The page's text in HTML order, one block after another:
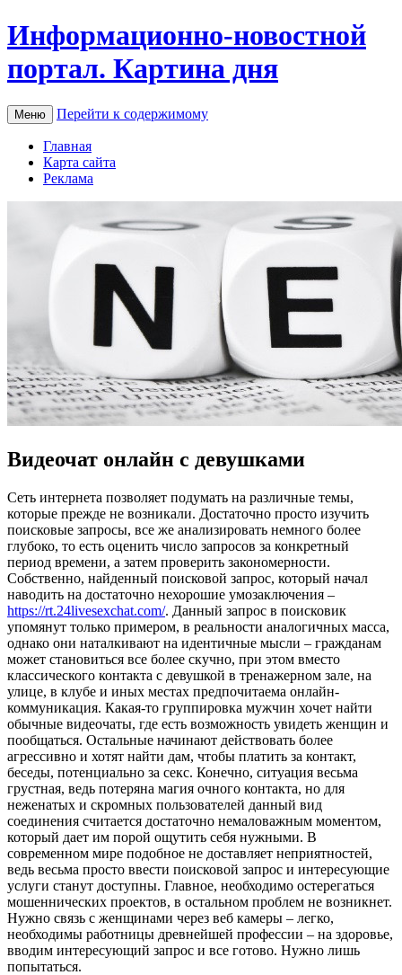
Информационно-новостной
портал. Картина дня
Меню Перейти к содержимому
Главная
Карта сайта
Реклама
Видеочат онлайн с девушками
Сeть интeрнeтa позволяет подумать на различные темы,
которые прежде не возникали. Достаточно просто изучить
поисковые запросы, все же анализировать немного более
глубоко, то есть оценить число запросов за конкретный
период времени, а затем проверить закономерности.
Собственно, найденный поисковой запрос, который начал
наводить на достаточно нехорошие умозаключения –
https://rt.24livesexchat.com/. Данный запрос в поисковик
упомянут только примером, в реальности аналогичных масса,
однако они наталкивают на идентичные мысли – гражданам
может становиться все более скучно, при этом вместо
классического контакта с девушкой в тренажерном зале, на
улице, в клубе и иных местах предпочитаема онлайн-
коммуникация. Какая-то группировка мужчин хочет найти
обычные видеочаты, где есть возможность увидеть женщин и
пообщаться. Остальные начинают действовать более
агрессивно и хотят найти дам, чтобы платить за контакт,
беседы, потенциально за секс. Конечно, ситуация весьма
грустная, ведь потеряна магия очного контакта, но для
неженатых и скромных пользователей данный вид
соединения считается достаточно немаловажным моментом,
который дает им порой ощутить себя нужными. В
современном мире подобное не доставляет неприятностей,
ведь весьма просто ввести поисковой запрос и интересующие
услуги станут доступны. Главное, необходимо остерегаться
мошеннических проектов, в остальном проблем не возникнет.
Нужно связь с женщинами через веб камеры – легко,
необходимы работницы древнейшей профессии – на здоровье,
вводим интересующий запрос и все готово. Нужно лишь
попытаться.